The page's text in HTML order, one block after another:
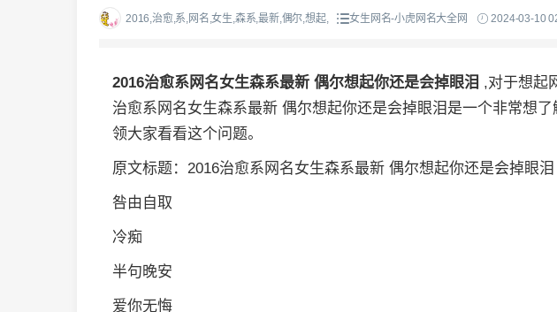
2016,治愈,系,网名,女生,森系,最新,偶尔,想起, 女生网名-小虎网名大全网 2024-03-10
2016治愈系网名女生森系最新 偶尔想起你还是会掉眼泪 ,对于想起
治愈系网名女生森系最新 偶尔想起你还是会掉眼泪是一个非常想
领大家看看这个问题。
原文标题：2016治愈系网名女生森系最新 偶尔想起你还是会掉眼泪
咎由自取
冷痴
半句晚安
爱你无悔